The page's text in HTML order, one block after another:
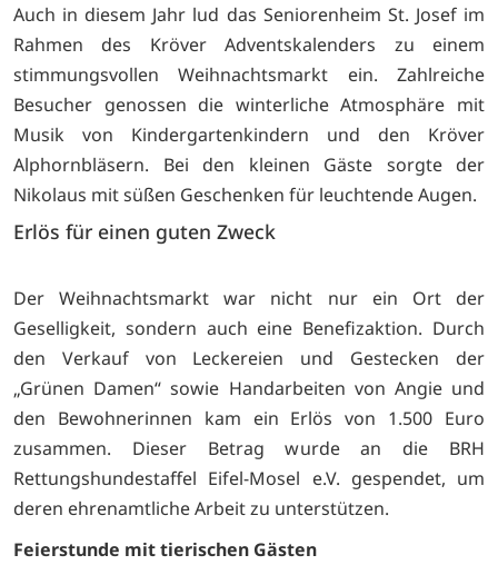
Auch in diesem Jahr lud das Seniorenheim St. Josef im
Rahmen des Kröver Adventskalenders zu einem
stimmungsvollen Weihnachtsmarkt ein. Zahlreiche
Besucher genossen die winterliche Atmosphäre mit
Musik von Kindergartenkindern und den Kröver
Alphornbläsern. Bei den kleinen Gäste sorgte der
Nikolaus mit süßen Geschenken für leuchtende Augen.
Erlös für einen guten Zweck
Der Weihnachtsmarkt war nicht nur ein Ort der
Geselligkeit, sondern auch eine Benefizaktion. Durch
den Verkauf von Leckereien und Gestecken der
„Grünen Damen“ sowie Handarbeiten von Angie und
den Bewohnerinnen kam ein Erlös von 1.500 Euro
zusammen. Dieser Betrag wurde an die BRH
Rettungshundestaffel Eifel-Mosel e.V. gespendet, um
deren ehrenamtliche Arbeit zu unterstützen.
Feierstunde mit tierischen Gästen